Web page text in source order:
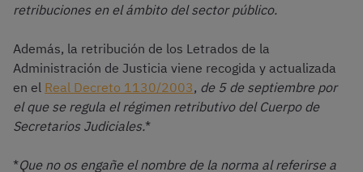
retribuciones en el ámbito del sector público.
Además, la retribución de los Letrados de la
Administración de Justicia viene recogida y actualizada
en el Real Decreto 1130/2003, de 5 de septiembre por
el que se regula el régimen retributivo del Cuerpo de
Secretarios Judiciales.*
*Que no os engañe el nombre de la norma al referirse a